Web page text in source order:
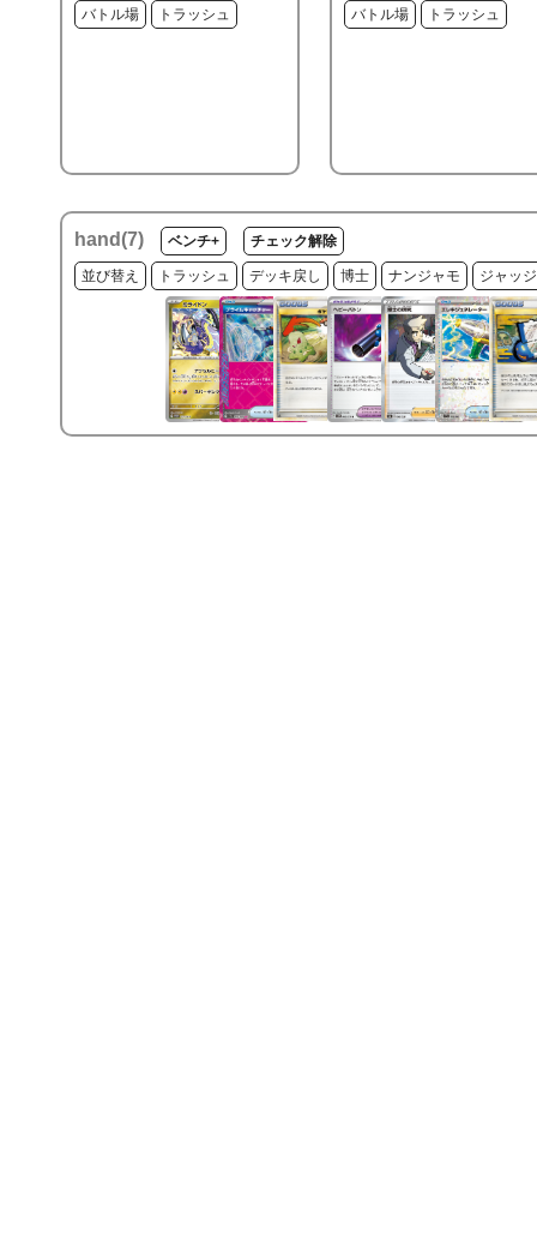
バトル場 トラッシュ バトル場 トラッシュ
hand(7) ベンチ+ チェック解除
並び替え トラッシュ デッキ戻し 博士 ナンジャモ ジャッ